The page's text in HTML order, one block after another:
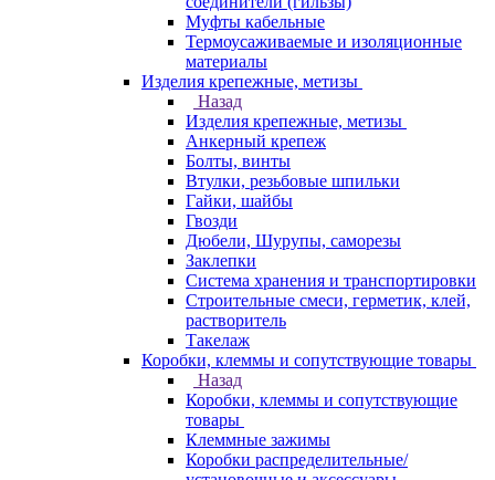
Муфты кабельные
Термоусаживаемые и изоляционные
материалы
Изделия крепежные, метизы
Назад
Изделия крепежные, метизы
Анкерный крепеж
Болты, винты
Втулки, резьбовые шпильки
Гайки, шайбы
Гвозди
Дюбели, Шурупы, саморезы
Заклепки
Система хранения и транспортировки
Строительные смеси, герметик, клей,
растворитель
Такелаж
Коробки, клеммы и сопутствующие товары
Назад
Коробки, клеммы и сопутствующие
товары
Клеммные зажимы
Коробки распределительные/